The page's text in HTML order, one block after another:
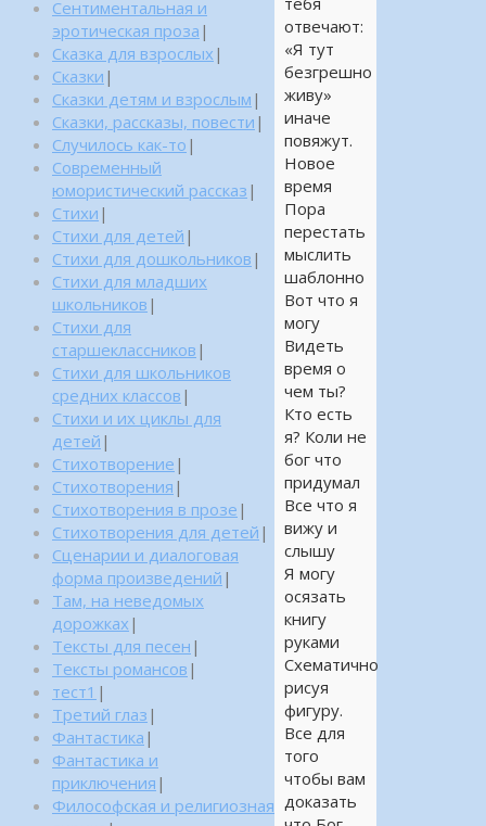
отвечают:
«Я тут
безгрешно
живу»
иначе
повяжут.
Новое
время
Пора
перестать
мыслить
шаблонно
Вот что я
могу
Видеть
время о
чем ты?
Кто есть
я? Коли не
бог что
придумал
Все что я
вижу и
слышу
Я могу
осязать
книгу
руками
Схематично
рисуя
фигуру.
Все для
того
чтобы вам
доказать
Сентиментальная и
эротическая проза |
Сказка для взрослых |
Сказки |
Сказки детям и взрослым |
Сказки, рассказы, повести |
Случилось как-то |
Современный
юмористический рассказ |
Стихи |
Стихи для детей |
Стихи для дошкольников |
Стихи для младших
школьников |
Стихи для
старшеклассников |
Стихи для школьников
средних классов |
Стихи и их циклы для
детей |
Стихотворение |
Стихотворения |
Стихотворения в прозе |
Стихотворения для детей |
Сценарии и диалоговая
форма произведений |
Там, на неведомых
дорожках |
Тексты для песен |
Тексты романсов |
тест1 |
Третий глаз |
Фантастика |
Фантастика и
приключения |
Философская и религиозная